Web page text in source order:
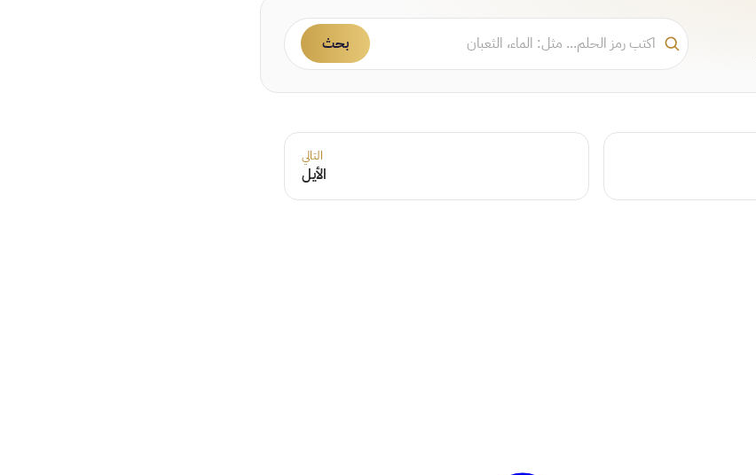
بحث
التالي
الأيل